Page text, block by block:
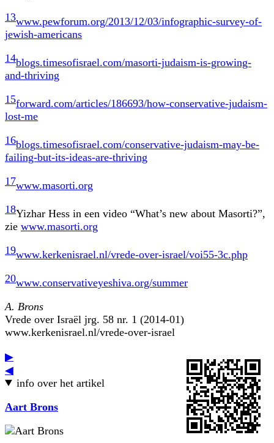
13www.pewforum.org/2013/12/03/infographic-survey-of-
jewish-americans
14blogs.timesofisrael.com/masorti-judaism-is-growing-
and-thriving
15forward.com/articles/186693/how-conservative-judaism-
lost-me
16blogs.timesofisrael.com/conservative-judaism-may-be-
failing-but-its-ideas-are-thriving
17www.masorti.org
18Yizhar Hess in een video “What’s new about Masorti?”,
zie www.masorti.org
19www.kerkenisrael.nl/vrede-over-israel/voi55-3c.php
20www.conservativeyeshiva.org/summer
A. Brons
Vrede over Israël jrg. 58 nr. 1 (2014-01)
www.kerkenisrael.nl/vrede-over-israel
▶
◀
info over het artikel
Aart Brons